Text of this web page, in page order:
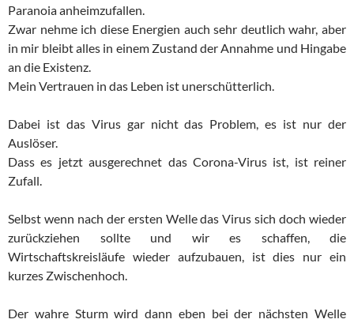
Paranoia anheimzufallen.
Zwar nehme ich diese Energien auch sehr deutlich wahr, aber
in mir bleibt alles in einem Zustand der Annahme und Hingabe
an die Existenz.
Mein Vertrauen in das Leben ist unerschütterlich.
Dabei ist das Virus gar nicht das Problem, es ist nur der
Auslöser.
Dass es jetzt ausgerechnet das Corona-Virus ist, ist reiner
Zufall.
Selbst wenn nach der ersten Welle das Virus sich doch wieder
zurückziehen sollte und wir es schaffen, die
Wirtschaftskreisläufe wieder aufzubauen, ist dies nur ein
kurzes Zwischenhoch.
Der wahre Sturm wird dann eben bei der nächsten Welle